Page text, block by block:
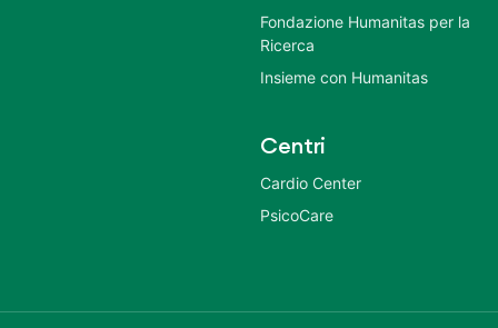
Fondazione Humanitas per la
Ricerca
Insieme con Humanitas
Centri
Cardio Center
PsicoCare